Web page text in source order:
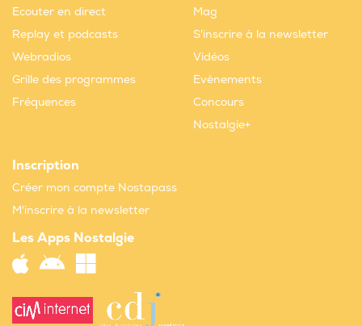
Ecouter en direct
Replay et podcasts
Webradios
Grille des programmes
Fréquences
Mag
S'inscrire à la newsletter
Vidéos
Evènements
Concours
Nostalgie+
Inscription
Créer mon compte Nostapass
M'inscrire à la newsletter
Les Apps Nostalgie